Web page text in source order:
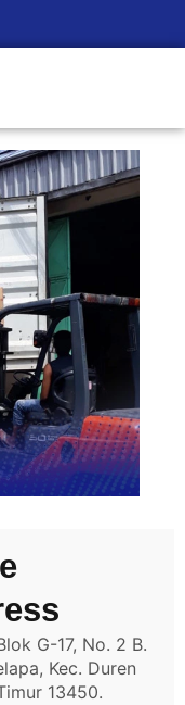
G-17, No. 2 B.
Kec. Duren
13450.